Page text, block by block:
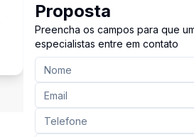
Proposta
Preencha os campos para que
especialistas entre em contato